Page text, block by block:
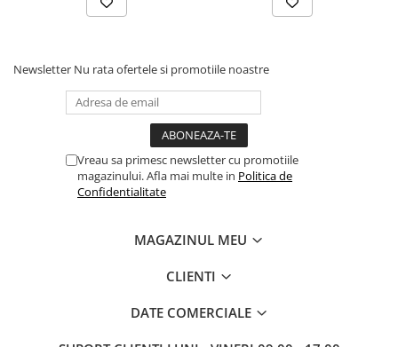
Newsletter Nu rata ofertele si promotiile noastre
Vreau sa primesc newsletter cu promotiile
magazinului. Afla mai multe in Politica de
Confidentialitate
MAGAZINUL MEU
CLIENTI
DATE COMERCIALE